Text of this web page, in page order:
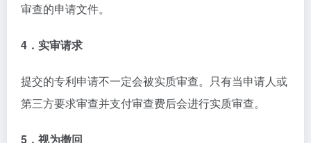
审查的申请文件。
4．实审请求
提交的专利申请不一定会被实质审查。只有当申请人或
第三方要求审查并支付审查费后会进行实质审查。
5．视为撤回